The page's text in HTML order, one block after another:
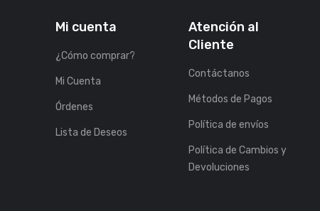
Mi cuenta
¿Cómo comprar?
Mi Cuenta
Órdenes
Lista de Deseos
Atención al
Cliente
Contáctanos
Métodos de Pagos
Política de envíos
Política de Cambios y
Devoluciones